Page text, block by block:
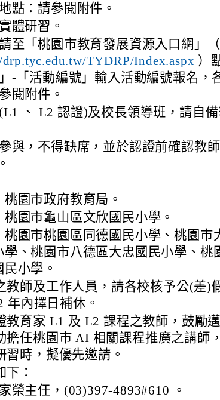
點：請參閱附件。
體研習。
至「桃園市教育發展資源入口網」
TYDRP/Index.aspx ）
」-「活動編號」輸入活動編號報名，
閱附件。
、 L2 認證)及校長領導班，請自
與，不得缺席，並於認證前確認教
園市政府教育局。
園市龜山區文欣國民小學。
桃園市桃園區同德國民小學、桃園市
學、桃園市八德區大忠國民小學、桃
小學。
教師及工作人員，請各校核予公(差)
年內擇日補休。
教育家 L1 及 L2 課程之教師，鼓勵
擔任桃園市 AI 相關課程推廣之講師
習時，擬優先邀請。
：
榮主任，(03)397-4893#610 。